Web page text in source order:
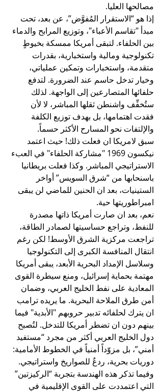
مصالحها العليا.
إذا هو “الاستقرار المُفوَّض”، عن بعد، تحت
مبدأ "تقاسم الأعباء"، وتوزيع المرابح والدماء
بين الحلفاء. لتبقى أمريكا ممسكة بخيوطٍ
تكنولوجية ومالية واستخبارية، بقدرات
متقدمة، واستخبارات وتمكين عملياتي،
وخيار تدخل حاسم عند الضرورة. لتدفع
حلفائها المتصارعين إلى الواجهة. لذلك
ستُخفِّف واشنطن ثقلها المباشر، لا لأن
فقدت اهتمامها، بل بهدف توزيع الكلفة
والإلتفات نحو المسارح الأكثر حسماً.
سبق لامريكا ان فعلت ذلك! حيث اعتمد
نيكسون 1969 "مشاركة الحلفاء" في العبء
الاستراتيجي المباشر. وكذا فعلت بريطانيا
باسنحابها من “شرق السويس” أواخر
الستينيات، بعد ان الحنين للماضي لن يبقى
امبراطوريتها حية.
نعم، بعد ان صارت أمريكا ذاتها مصدرة
للنفط، وتراجع حساسيتها لصمادر الطاقة،
تراجعت مركزية الشرق الأوسط! لكن رغم
انتقال المنافسة الكبرى إلى التكنولوجيا
وسلاسل الإمداد البحرية الأبعد، يبقى أمريكا
مهتمة بحماية إسرائيل، ومنع سيطرة القوى
المعادية على نفط الخليج العربي، وضمان
أمن طرق الملاحة البحرية. ما يريده ترامب
ان يترك لحلفائه تدبير حروبهم "الأبدية" فيما
بينهم دون ان تضطر أمريكا للتدخل. لتُصبح
دول الخليج العربي أكثر من مجرد “مستفيد
أمني”، بل مزوّداً أمنياً في الخطوط الأمامية:
دوريات بحرية، ردعٌ للصواريخ واستراتيجي.
وفيما تذكر هذه الهندسة بتجربة “الركيزتين”
التي اعتمددت على القوى الإقليمية في